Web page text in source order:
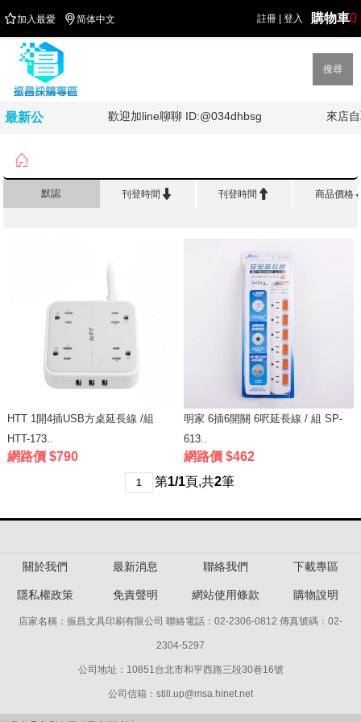
註冊 登入 購物車0
加入最愛 简体中文
搜尋
最新公
加油!!!! 歡迎加line聊聊 ID:@034dhbsg 來店

默認 刊登時間  刊登時間  商品價格
HTT 1開4插USB方桌延長線 /組
HTT-173..
網路價 $790
明家 6插6開關 6呎延長線 / 組 SP-
613..
網路價 $462
1 第1/1頁,共2筆
關於我們 最新消息 聯絡我們 下載專區
隱私權政策 免責聲明 網站使用條款 購物說明
店家名稱：振昌文具印刷有限公司 聯絡電話：02-2306-0812 傳真號碼：02-
2304-5297
公司地址：10851台北市和平西路三段30巷16號
公司信箱：still.up@msa.hinet.net